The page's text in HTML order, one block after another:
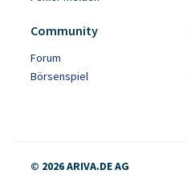
Community
Forum
Börsenspiel
© 2026 ARIVA.DE AG